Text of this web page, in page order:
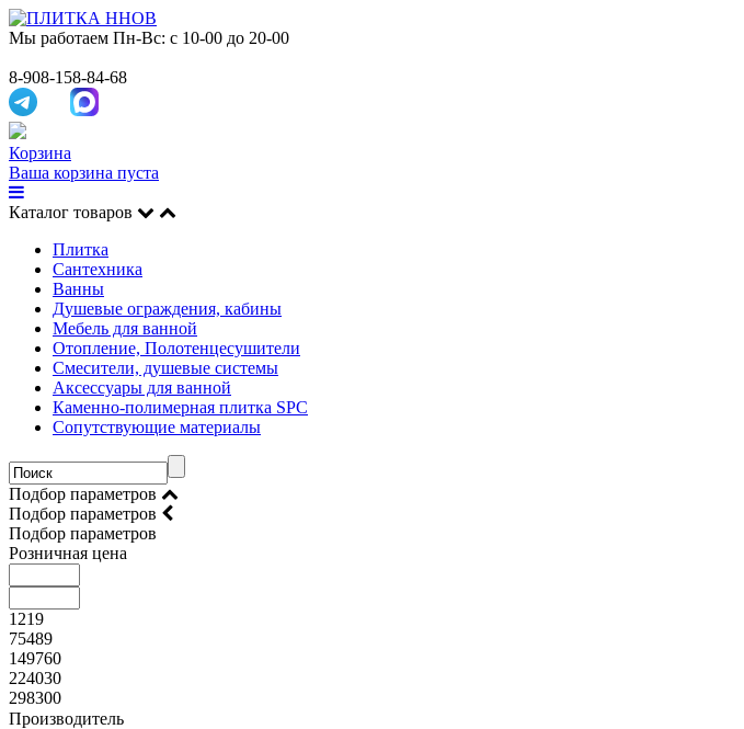
Мы работаем Пн-Вс: с 10-00 до 20-00
8-908-158-84-68
Корзина
Ваша корзина пуста
Каталог товаров
Плитка
Сантехника
Ванны
Душевые ограждения, кабины
Мебель для ванной
Отопление, Полотенцесушители
Смесители, душевые системы
Аксессуары для ванной
Каменно-полимерная плитка SPC
Сопутствующие материалы
Подбор параметров
Подбор параметров
Подбор параметров
Розничная цена
1219
75489
149760
224030
298300
Производитель